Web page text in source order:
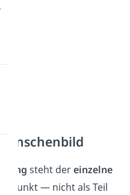
steht dereinzelne
— nicht als Teil